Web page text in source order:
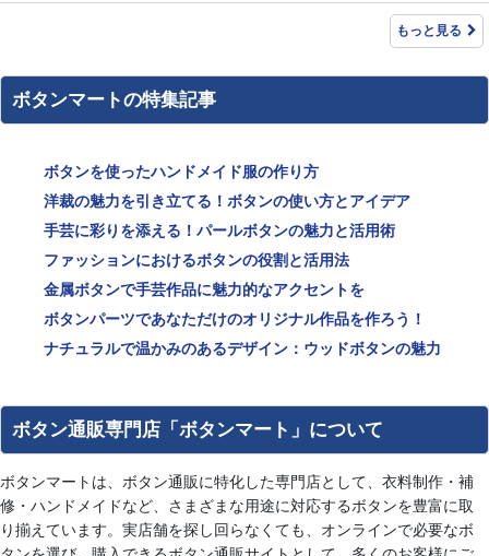
もっと見る
ボタンマートの特集記事
ボタンを使ったハンドメイド服の作り方
洋裁の魅力を引き立てる！ボタンの使い方とアイデア
手芸に彩りを添える！パールボタンの魅力と活用術
ファッションにおけるボタンの役割と活用法
金属ボタンで手芸作品に魅力的なアクセントを
ボタンパーツであなただけのオリジナル作品を作ろう！
ナチュラルで温かみのあるデザイン：ウッドボタンの魅力
ボタン通販専門店「ボタンマート」について
ボタンマートは、ボタン通販に特化した専門店として、衣料制作・補
修・ハンドメイドなど、さまざまな用途に対応するボタンを豊富に取
り揃えています。実店舗を探し回らなくても、オンラインで必要なボ